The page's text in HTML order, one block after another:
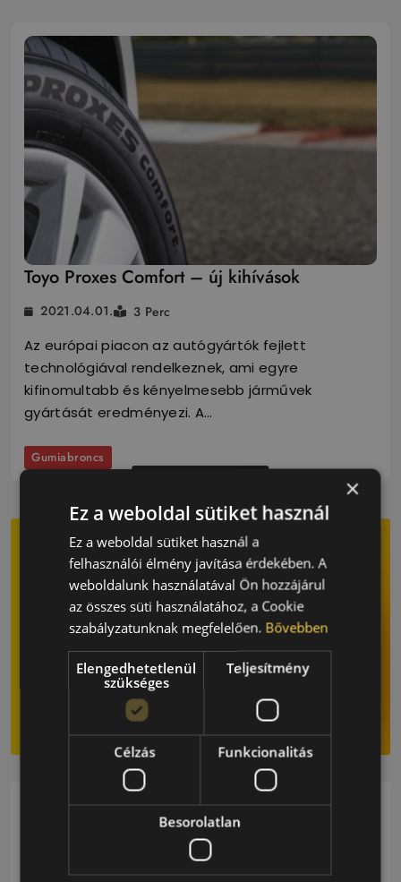
Toyo Proxes Comfort – új kihívások
2021.04.01. 3 Perc
Az európai piacon az autógyártók fejlett
technológiával rendelkeznek, ami egyre
kifinomultabb és kényelmesebb járművek
gyártását eredményezi. A…
Gumiabroncs
Kategóriagyűjtemény
Autósport 34 Posts
×
Ez a weboldal sütiket használ
Ez a weboldal sütiket használ a
felhasználói élmény javítása érdekében. A
weboldalunk használatával Ön hozzájárul
az összes süti használatához, a Cookie
szabályzatunknak megfelelően. Bővebben
Elengedhetetlenül
szükséges
Teljesítmény
Célzás Funkcionalitás
Besorolatlan